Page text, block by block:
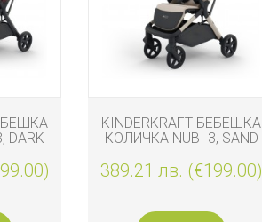
DARK
KINDERKRAFT БЕБЕШКА
КОЛИЧКА NUBI 3, SAND
389.21 лв. (€199.00)